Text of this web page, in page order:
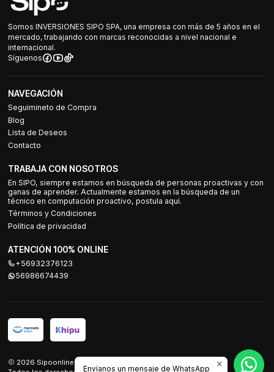
Somos INVERSIONES SIPO SPA, una empresa con más de 5 años en el
mercado, trabajando con marcas reconocidas a nivel nacional e
internacional.
Síguenos
NAVEGACIÓN
Seguimineto de Compra
Blog
Lista de Deseos
Contacto
TRABAJA CON NOSOTROS
En SIPO, siempre estamos en búsqueda de personas proactivas y con
ganas de aprender. Actualmente estamos en la búsqueda de un
técnico en computación proactivo, postula aquí.
Términos y Condiciones
Política de privacidad
ATENCIÓN 100% ONLINE
+56932376123
56986674439
2026 Sipoonline.
Envíanos un mensaje de WhatsApp